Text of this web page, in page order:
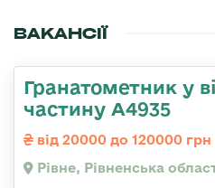
ВАКАНСІЇ
Гранатометник у
частину А4935
від 20000 до 120000 грн
Рівне, Рівненська